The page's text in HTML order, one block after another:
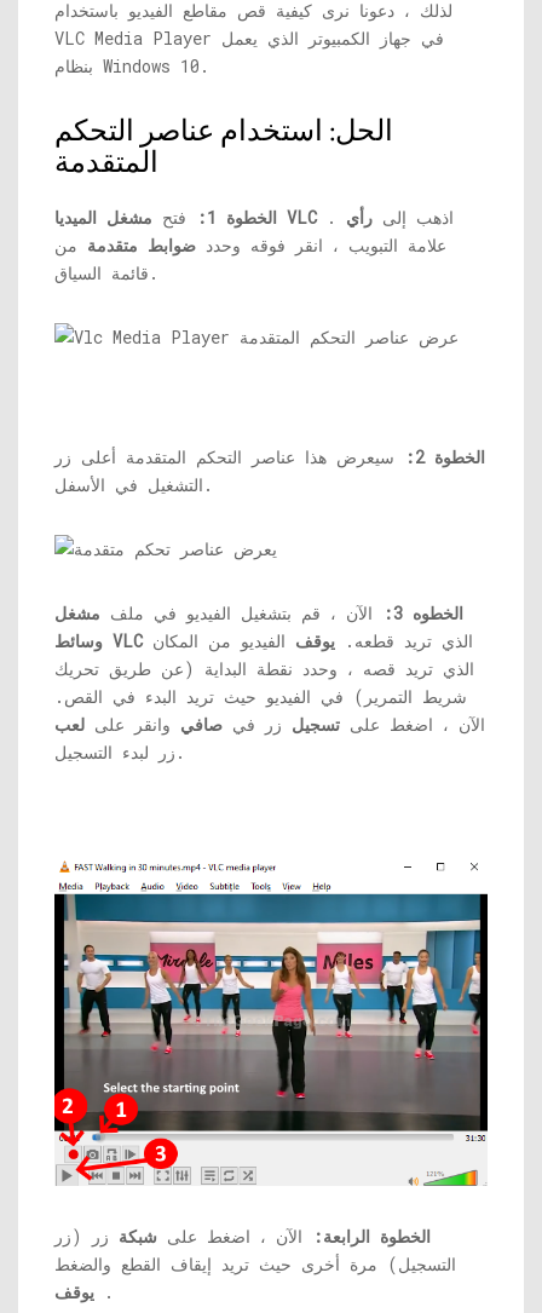
لذلك ، دعونا نرى كيفية قص مقاطع الفيديو باستخدام
VLC Media Player في جهاز الكمبيوتر الذي يعمل
بنظام Windows 10.
الحل: استخدام عناصر التحكم
المتقدمة
الخطوة 1: فتح مشغل الميديا ​​VLC . اذهب إلى رأي
علامة التبويب ، انقر فوقه وحدد ضوابط متقدمة من
قائمة السياق.
الخطوة 2:
سيعرض هذا عناصر التحكم المتقدمة أعلى زر
التشغيل في الأسفل.
الخطوه 3: الآن ، قم بتشغيل الفيديو في ملف مشغل
وسائط VLC
الذي تريد قطعه. يوقف الفيديو من المكان
الذي تريد قصه ، وحدد نقطة البداية (عن طريق تحريك
شريط التمرير) في الفيديو حيث تريد البدء في القص.
الآن ، اضغط على تسجيل زر في صافي وانقر على لعب
زر لبدء التسجيل.
الخطوة الرابعة: الآن ، اضغط على شبكة زر (زر
التسجيل) مرة أخرى حيث تريد إيقاف القطع والضغط
يوقف .